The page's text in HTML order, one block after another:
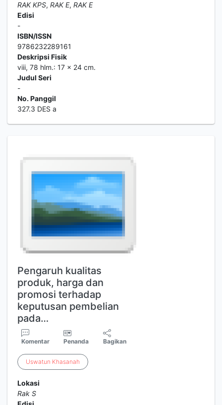
RAK KPS, RAK E, RAK E
Edisi
-
ISBN/ISSN
9786232289161
Deskripsi Fisik
viii, 78 hlm.: 17 x 24 cm.
Judul Seri
-
No. Panggil
327.3 DES a
Pengaruh kualitas
produk, harga dan
promosi terhadap
keputusan pembelian
pada…
Komentar Penanda Bagikan
Uswatun Khasanah
Lokasi
Rak S